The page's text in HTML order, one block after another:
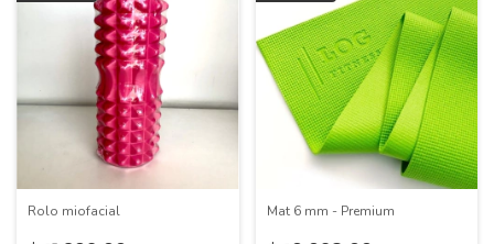
Rolo miofacial Mat 6 mm - Premium